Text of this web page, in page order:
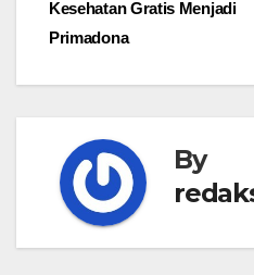
Kesehatan Gratis Menjadi
Primadona
By